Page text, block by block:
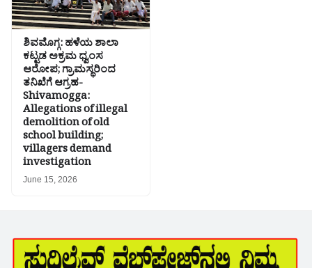
​ಶಿವಮೊಗ್ಗ: ಹಳೆಯ ಶಾಲಾ
ಕಟ್ಟಡ ಅಕ್ರಮ ಧ್ವಂಸ
ಆರೋಪ; ಗ್ರಾಮಸ್ಥರಿಂದ
ತನಿಖೆಗೆ ಆಗ್ರಹ-
Shivamogga:
Allegations of illegal
demolition of old
school building;
villagers demand
investigation
June 15, 2026